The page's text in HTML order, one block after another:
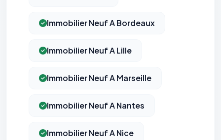
Immobilier Neuf A Bordeaux
Immobilier Neuf A Lille
Immobilier Neuf A Marseille
Immobilier Neuf A Nantes
Immobilier Neuf A Nice